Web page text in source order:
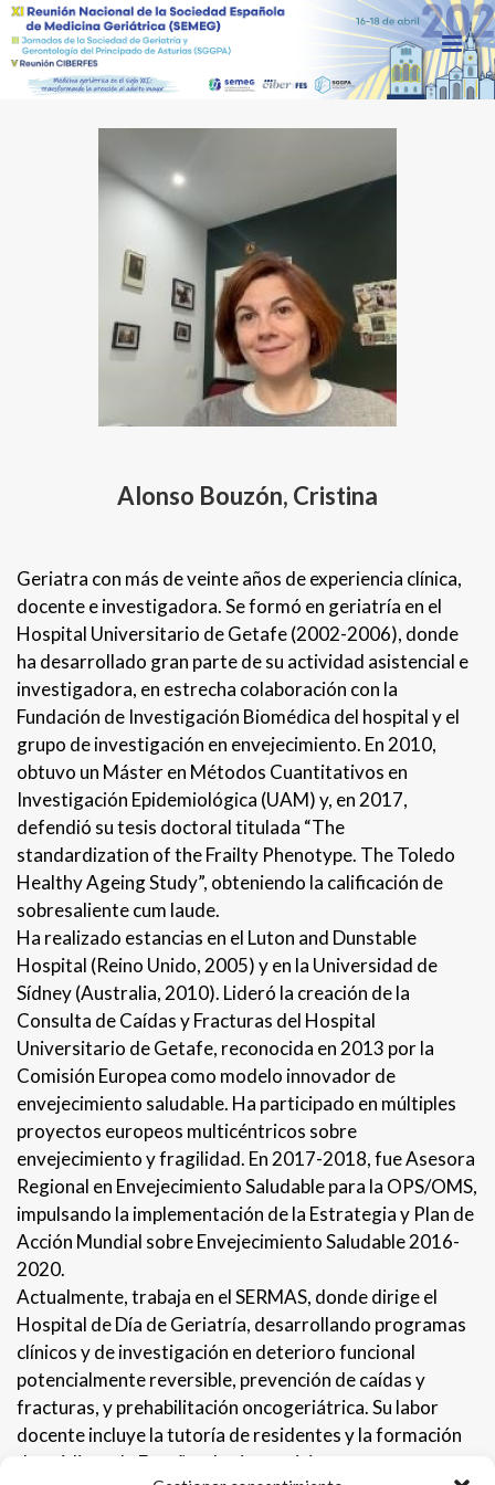
Alonso Bouzón, Cristina
Geriatra con más de veinte años de experiencia clínica,
docente e investigadora. Se formó en geriatría en el
Hospital Universitario de Getafe (2002-2006), donde
ha desarrollado gran parte de su actividad asistencial e
investigadora, en estrecha colaboración con la
Fundación de Investigación Biomédica del hospital y el
grupo de investigación en envejecimiento. En 2010,
obtuvo un Máster en Métodos Cuantitativos en
Investigación Epidemiológica (UAM) y, en 2017,
defendió su tesis doctoral titulada “The
standardization of the Frailty Phenotype. The Toledo
Healthy Ageing Study”, obteniendo la calificación de
sobresaliente cum laude.
Ha realizado estancias en el Luton and Dunstable
Hospital (Reino Unido, 2005) y en la Universidad de
Sídney (Australia, 2010). Lideró la creación de la
Consulta de Caídas y Fracturas del Hospital
Universitario de Getafe, reconocida en 2013 por la
Comisión Europea como modelo innovador de
envejecimiento saludable. Ha participado en múltiples
proyectos europeos multicéntricos sobre
envejecimiento y fragilidad. En 2017-2018, fue Asesora
Regional en Envejecimiento Saludable para la OPS/OMS,
impulsando la implementación de la Estrategia y Plan de
Acción Mundial sobre Envejecimiento Saludable 2016-
2020.
Actualmente, trabaja en el SERMAS, donde dirige el
Hospital de Día de Geriatría, desarrollando programas
clínicos y de investigación en deterioro funcional
potencialmente reversible, prevención de caídas y
fracturas, y prehabilitación oncogeriátrica. Su labor
docente incluye la tutoría de residentes y la formación
de médicos de España y Latinoamérica en estos